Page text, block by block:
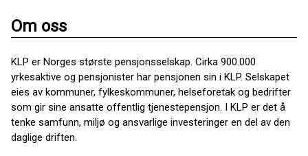
Om oss
KLP er Norges største pensjonsselskap. Cirka 900.000
yrkesaktive og pensjonister har pensjonen sin i KLP. Selskapet
eies av kommuner, fylkeskommuner, helseforetak og bedrifter
som gir sine ansatte offentlig tjenestepensjon. I KLP er det å
tenke samfunn, miljø og ansvarlige investeringer en del av den
daglige driften.